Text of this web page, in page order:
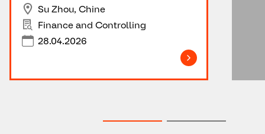
Su Zhou, Chine
Finance and Controlling
28.04.2026